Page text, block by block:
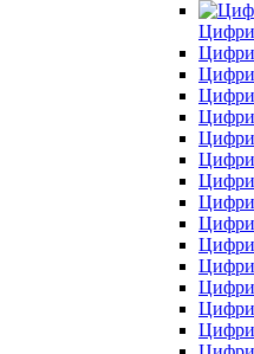
Цифри
Цифри
Цифри
Цифри
Цифри
Цифри
Цифри
Цифри
Цифри
Цифри